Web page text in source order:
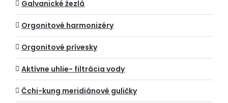
Galvanické žezlá
Orgonitové harmonizéry
Orgonitové prívesky
Aktívne uhlie- filtrácia vody
Čchi-kung meridiánové guličky